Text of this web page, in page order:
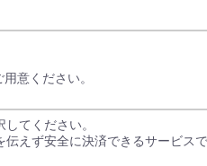
意ください。
てください。
えず安全に決済できるサービス